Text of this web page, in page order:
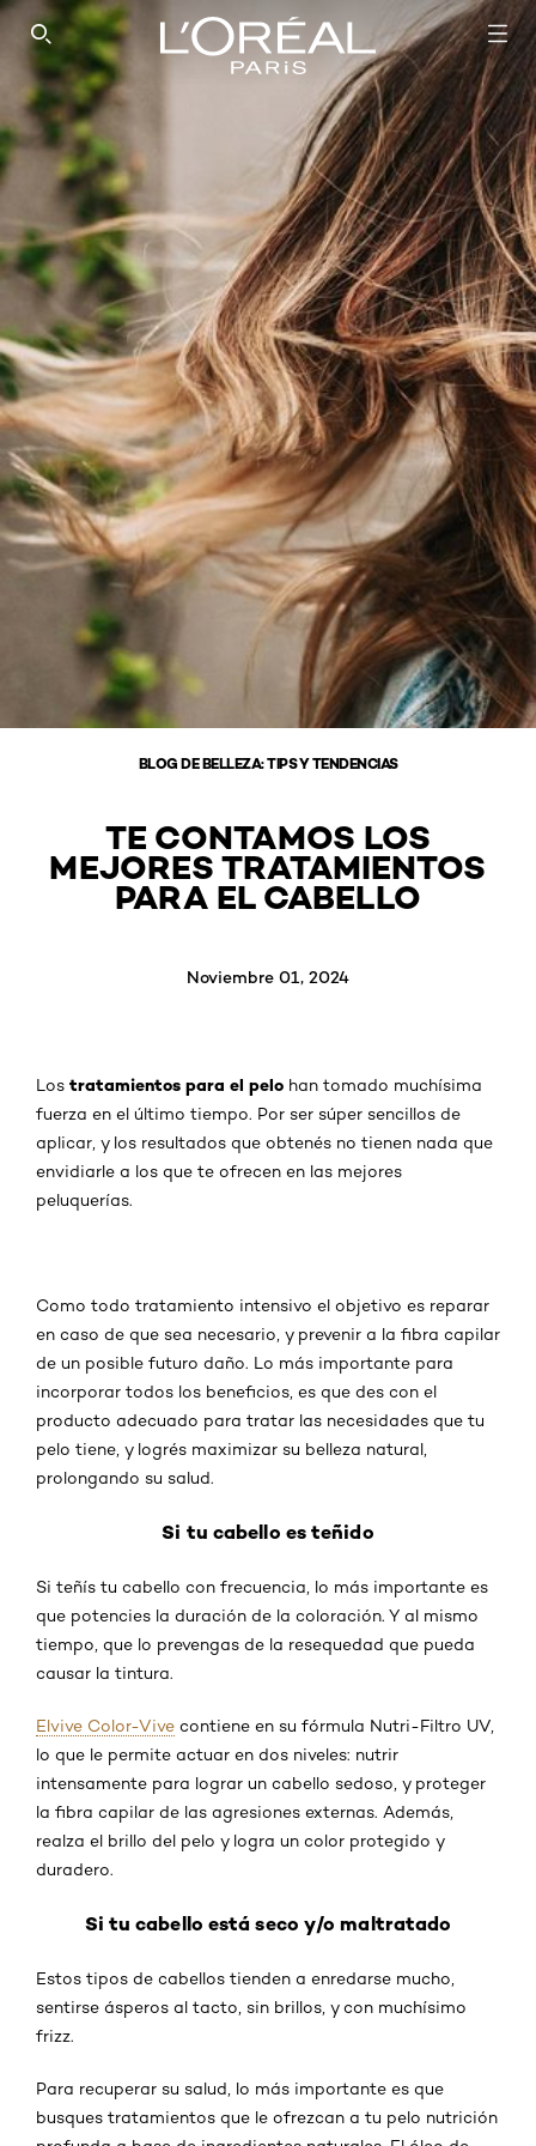
SEARCH THIS SITE
BLOG DE BELLEZA: TIPS Y TENDENCIAS
TE CONTAMOS LOS
MEJORES TRATAMIENTOS
PARA EL CABELLO
Noviembre 01, 2024
Los tratamientos para el pelo han tomado muchísima
fuerza en el último tiempo. Por ser súper sencillos de
aplicar, y los resultados que obtenés no tienen nada que
envidiarle a los que te ofrecen en las mejores
peluquerías.
Como todo tratamiento intensivo el objetivo es reparar
en caso de que sea necesario, y prevenir a la fibra capilar
de un posible futuro daño. Lo más importante para
incorporar todos los beneficios, es que des con el
producto adecuado para tratar las necesidades que tu
pelo tiene, y logrés maximizar su belleza natural,
prolongando su salud.
Si tu cabello es teñido
Si teñís tu cabello con frecuencia, lo más importante es
que potencies la duración de la coloración. Y al mismo
tiempo, que lo prevengas de la resequedad que pueda
causar la tintura.
Elvive Color-Vive contiene en su fórmula Nutri-Filtro UV,
lo que le permite actuar en dos niveles: nutrir
intensamente para lograr un cabello sedoso, y proteger
la fibra capilar de las agresiones externas. Además,
realza el brillo del pelo y logra un color protegido y
duradero.
Si tu cabello está seco y/o maltratado
Estos tipos de cabellos tienden a enredarse mucho,
sentirse ásperos al tacto, sin brillos, y con muchísimo
frizz.
Para recuperar su salud, lo más importante es que
busques tratamientos que le ofrezcan a tu pelo nutrición